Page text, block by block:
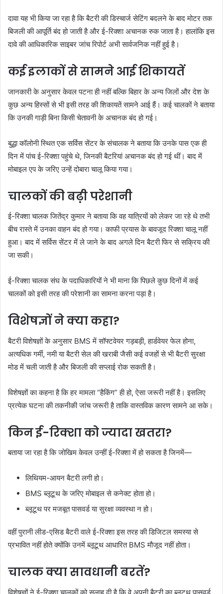
दावा यह भी किया जा रहा है कि बैटरी की डिस्चार्ज सेटिंग बदलने के बाद मोटर तक
बिजली की आपूर्ति बंद हो जाती है और ई-रिक्शा अचानक रुक जाता है। हालांकि इस
दावे की आधिकारिक साइबर जांच रिपोर्ट अभी सार्वजनिक नहीं हुई है।
कई इलाकों से सामने आई शिकायतें
जानकारी के अनुसार केवल पटना ही नहीं बल्कि बिहार के अन्य जिलों और देश के
कुछ अन्य हिस्सों से भी इसी तरह की शिकायतें सामने आई हैं। कई चालकों ने बताया
कि उनकी गाड़ी बिना किसी चेतावनी के अचानक बंद हो गई।
बुद्धा कॉलोनी स्थित एक सर्विस सेंटर के संचालक ने बताया कि उनके पास एक ही
दिन में पांच ई-रिक्शा पहुंचे थे, जिनकी बैटरियां अचानक बंद हो गई थीं। बाद में
मोबाइल एप के जरिए उन्हें दोबारा चालू किया गया।
चालकों की बढ़ी परेशानी
ई-रिक्शा चालक जितेंद्र कुमार ने बताया कि वह यात्रियों को लेकर जा रहे थे तभी
बीच रास्ते में उनका वाहन बंद हो गया। काफी प्रयास के बावजूद रिक्शा चालू नहीं
हुआ। बाद में सर्विस सेंटर में ले जाने के बाद अगले दिन बैटरी फिर से सक्रिय की
जा सकी।
ई-रिक्शा चालक संघ के पदाधिकारियों ने भी माना कि पिछले कुछ दिनों में कई
चालकों को इसी तरह की परेशानी का सामना करना पड़ा है।
विशेषज्ञों ने क्या कहा?
बैटरी विशेषज्ञों के अनुसार BMS में सॉफ्टवेयर गड़बड़ी, हार्डवेयर फेल होना,
अत्यधिक गर्मी, नमी या बैटरी सेल की खराबी जैसी कई वजहों से भी बैटरी सुरक्षा
मोड में चली जाती है और बिजली की सप्लाई रोक सकती है।
विशेषज्ञों का कहना है कि हर मामला “हैकिंग” ही हो, ऐसा जरूरी नहीं है। इसलिए
प्रत्येक घटना की तकनीकी जांच जरूरी है ताकि वास्तविक कारण सामने आ सके।
किन ई-रिक्शा को ज्यादा खतरा?
बताया जा रहा है कि जोखिम केवल उन्हीं ई-रिक्शा में हो सकता है जिनमें—
लिथियम-आयन बैटरी लगी हो।
BMS ब्लूटूथ के जरिए मोबाइल से कनेक्ट होता हो।
ब्लूटूथ पर मजबूत पासवर्ड या सुरक्षा व्यवस्था न हो।
वहीं पुरानी लीड-एसिड बैटरी वाले ई-रिक्शा इस तरह की डिजिटल समस्या से
प्रभावित नहीं होते क्योंकि उनमें ब्लूटूथ आधारित BMS मौजूद नहीं होता।
चालक क्या सावधानी बरतें?
विशेषज्ञों ने ई-रिक्शा चालकों को सलाह दी है कि वे अपनी बैटरी का ब्लूटूथ पासवर्ड